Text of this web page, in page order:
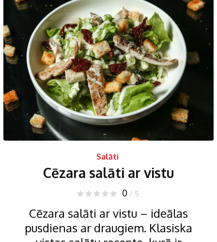
Salāti
Cēzara salāti ar vistu
0 / 5
Cēzara salāti ar vistu – ideālas
pusdienas ar draugiem. Klasiska